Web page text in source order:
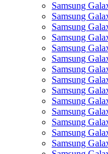
Samsung
Samsung
Samsung
Samsung
Samsung
Samsung
Samsung
Samsung
Samsung
Samsung
Samsung
Samsung
Samsung
Samsung